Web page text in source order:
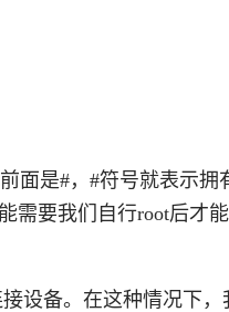
面是#，#符号就表示拥
需要我们自行root后才
设备。在这种情况下，